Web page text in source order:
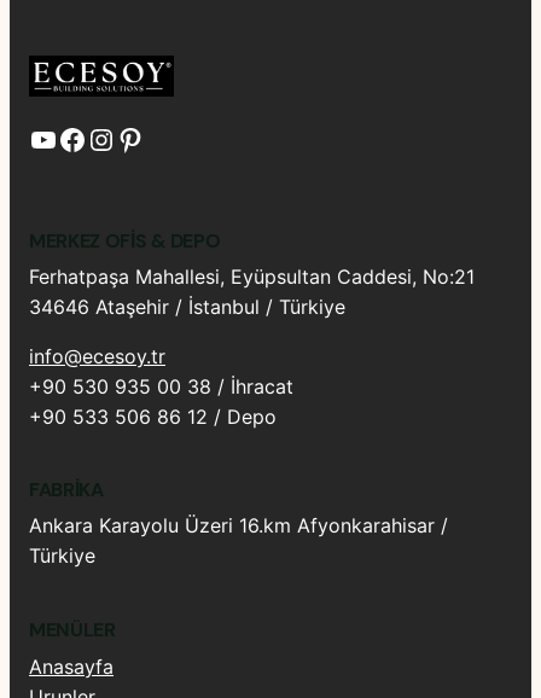
YouTube Facebook Instagram Pinterest
MERKEZ OFIS & DEPO
Ferhatpaşa Mahallesi, Eyüpsultan Caddesi, No:21
34646 Ataşehir / İstanbul / Türkiye
info@ecesoy.tr
+90 530 935 00 38 / İhracat
+90 533 506 86 12 / Depo
FABRIKA
Ankara Karayolu Üzeri 16.km Afyonkarahisar /
Türkiye
MENÜLER
Anasayfa